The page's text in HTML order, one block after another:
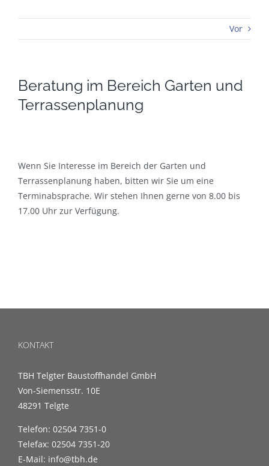
Vor
Beratung im Bereich Garten und
Terrassenplanung
Wenn Sie Interesse im Bereich der Garten und
Terrassenplanung haben, bitten wir Sie um eine
Terminabsprache. Wir stehen Ihnen gerne von 8.00 bis
17.00 Uhr zur Verfügung.
KONTAKT
TBH Telgter Baustoffhandel GmbH
Von-Siemensstr. 10E
48291 Telgte
Telefon: 02504 7351-0
Telefax: 02504 7351-20
E-Mail: info@tbh.de